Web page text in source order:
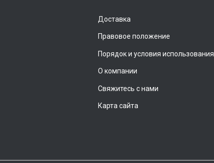
Доставка
Правовое положение
Порядок и условия использования
О компании
Свяжитесь с нами
Карта сайта